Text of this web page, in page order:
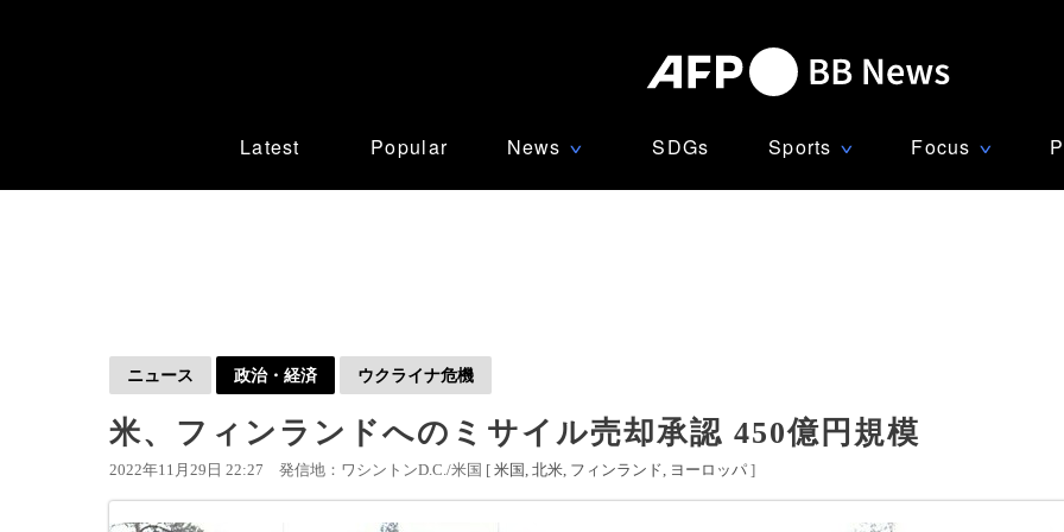
Latest Popular News ∨ SDGs Sports ∨ Focus ∨
ニュース 政治・経済 ウクライナ危機
米、フィンランドへのミサイル売却承認 450億円規模
2022年11月29日 22:27 発信地：ワシントンD.C./米国 [ 米国 北米 フィンランド ヨーロッパ ]